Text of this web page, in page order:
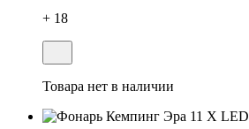
+ 18
Товара нет в наличии